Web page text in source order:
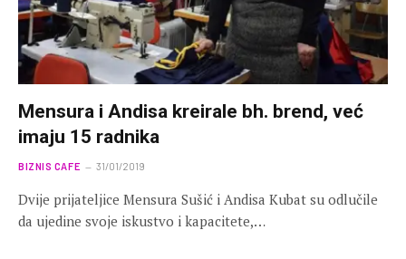
Mensura i Andisa kreirale bh. brend, već
imaju 15 radnika
BIZNIS CAFE 31/01/2019
Dvije prijateljice Mensura Sušić i Andisa Kubat su odlučile
da ujedine svoje iskustvo i kapacitete,…